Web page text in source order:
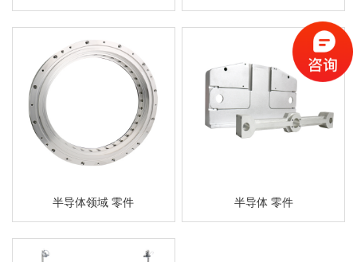
半导体领域 零件 半导体 零件